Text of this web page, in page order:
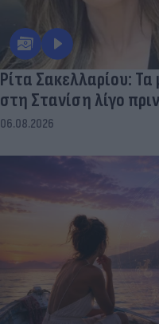
Ρίτα Σακελλαρίου:
στη Στανίση λίγο
06.08.2026